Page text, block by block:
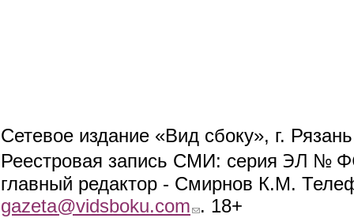
Сетевое издание «Вид сбоку», г.
Реестровая запись СМИ: серия ЭЛ №
главный редактор - Смирнов К.М.
gazeta@vidsboku.com (link sends e-mail)
. 18+